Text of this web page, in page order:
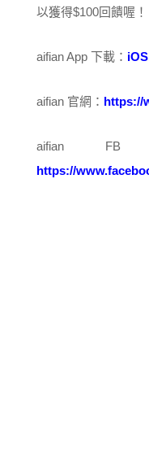
以獲得$100回饋喔！
aifian App 下載： iOS
aifian 官網： https://
aifian
https://